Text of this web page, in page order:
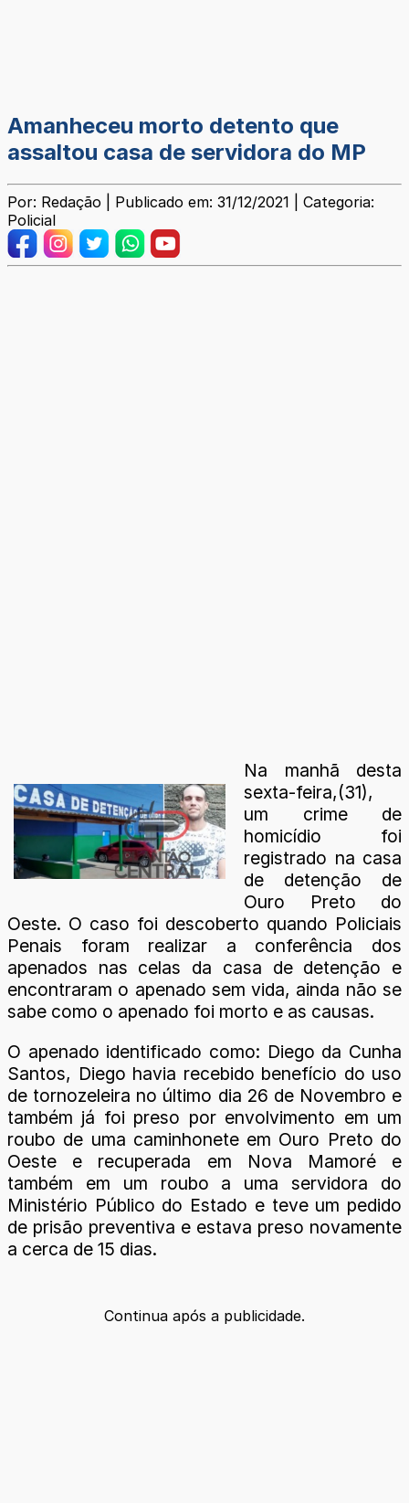
Amanheceu morto detento que
assaltou casa de servidora do MP
Por: Redação | Publicado em: 31/12/2021 | Categoria:
Policial
Na manhã desta
sexta-feira,(31),
um crime de
homicídio foi
registrado na casa
de detenção de
Ouro Preto do
Oeste. O caso foi descoberto quando Policiais
Penais foram realizar a conferência dos
apenados nas celas da casa de detenção e
encontraram o apenado sem vida, ainda não se
sabe como o apenado foi morto e as causas.
O apenado identificado como: Diego da Cunha
Santos, Diego havia recebido benefício do uso
de tornozeleira no último dia 26 de Novembro e
também já foi preso por envolvimento em um
roubo de uma caminhonete em Ouro Preto do
Oeste e recuperada em Nova Mamoré e
também em um roubo a uma servidora do
Ministério Público do Estado e teve um pedido
de prisão preventiva e estava preso novamente
a cerca de 15 dias.
Continua após a publicidade.